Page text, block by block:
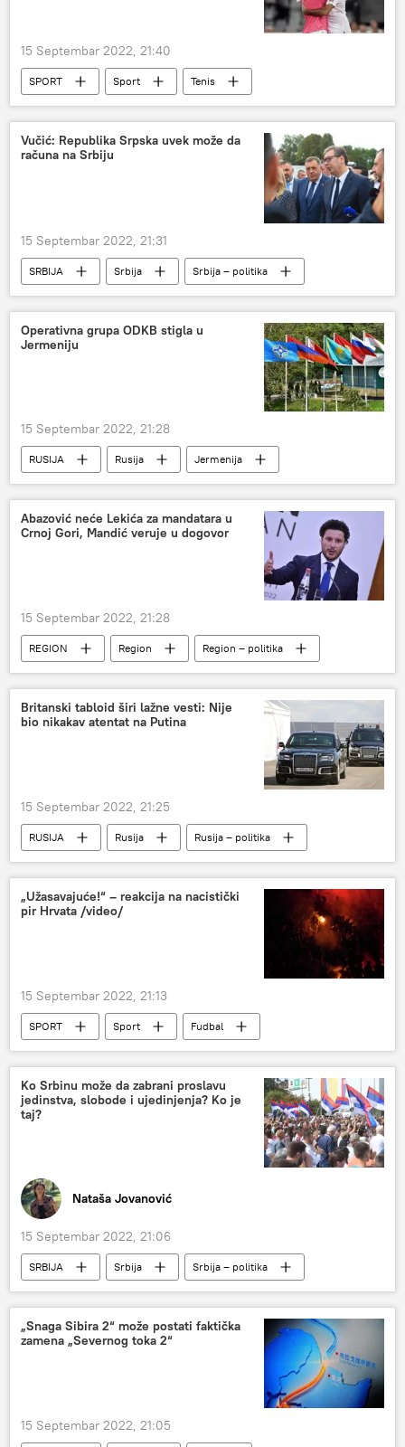
15 Septembar 2022, 21:40
SPORT Sport
Tenis
Rafael Nadal
Rodžer Federer
Vučić: Republika Srpska uvek može da
računa na Srbiju
15 Septembar 2022, 21:31
SRBIJA Srbija
Srbija – politika
Aleksandar Vučić
Dan zastave
Bijeljina
Operativna grupa ODKB stigla u
Jermeniju
15 Septembar 2022, 21:28
RUSIJA Rusija
Jermenija
Sukob u Nagorno-Karabahu
ODKB
Abazović neće Lekića za mandatara u
Crnoj Gori, Mandić veruje u dogovor
15 Septembar 2022, 21:28
REGION Region
Region – politika
Crna Gora
Dritan Abazović
Andrija Mandić
Britanski tabloid širi lažne vesti: Nije
bio nikakav atentat na Putina
15 Septembar 2022, 21:25
RUSIJA Rusija Rusija – politika
„Užasavajuće!“ – reakcija na nacistički
pir Hrvata /video/
15 Septembar 2022, 21:13
SPORT Sport Fudbal
Ko Srbinu može da zabrani proslavu
jedinstva, slobode i ujedinjenja? Ko je
taj?
Nataša Jovanović
15 Septembar 2022, 21:06
SRBIJA Srbija
Srbija – politika
Dan zastave
„Snaga Sibira 2“ može postati faktička
zamena „Severnog toka 2“
15 Septembar 2022, 21:05